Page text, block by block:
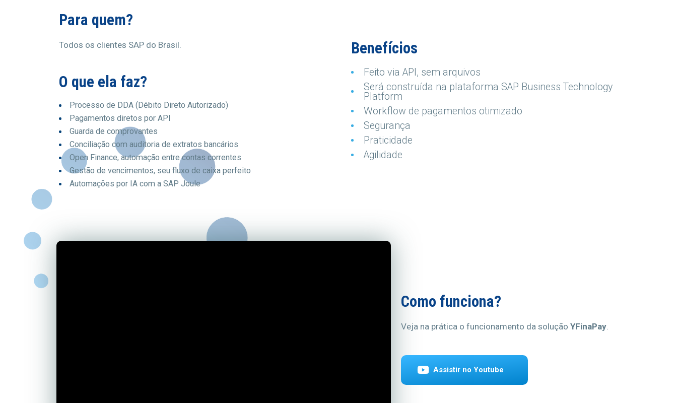
Para quem?
Todos os clientes SAP do Brasil.
O que ela faz?
Processo de DDA (Débito Direto Autorizado)
Pagamentos diretos por API
Guarda de comprovantes
Conciliação com auditoria de extratos bancários
Open Finance, automação entre contas correntes
Gestão de vencimentos, seu fluxo de caixa perfeito
Automações por IA com a SAP Joule
Benefícios
Feito via API, sem arquivos
Será construída na plataforma SAP Business Technology
Platform
Workflow de pagamentos otimizado
Segurança
Praticidade
Agilidade
Como funciona?
Veja na prática o funcionamento da solução YFinaPay.
Assistir no Youtube